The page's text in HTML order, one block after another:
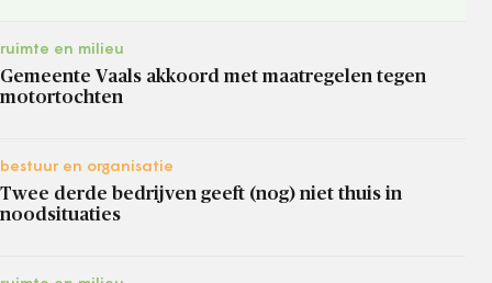
ruimte en milieu
Gemeente Vaals akkoord met maatregelen tegen
motortochten
bestuur en organisatie
Twee derde bedrijven geeft (nog) niet thuis in
noodsituaties